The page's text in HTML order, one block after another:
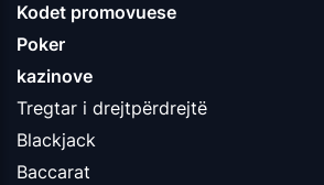
Kodet promovuese
Poker
kazinove
Tregtar i drejtpërdrejtë
Blackjack
Baccarat